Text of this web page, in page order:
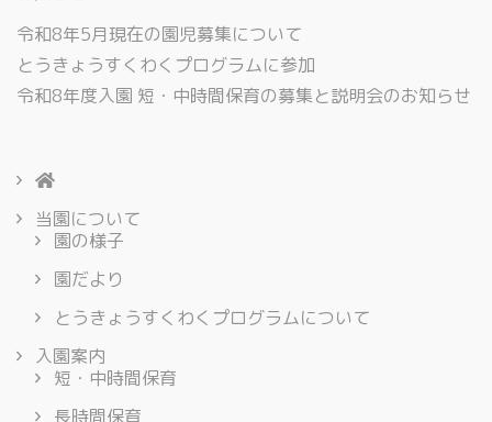
令和8年5月現在の園児募集について
とうきょうすくわくプログラムに参加
令和8年度入園 短・中時間保育の募集と説明会のお知らせ
当園について
園の様子
園だより
とうきょうすくわくプログラムについて
入園案内
短・中時間保育
長時間保育